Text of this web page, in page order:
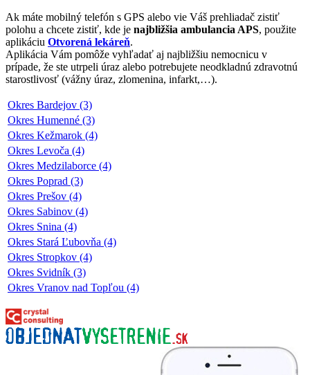
Ak máte mobilný telefón s GPS alebo vie Váš prehliadač zistiť
polohu a chcete zistiť, kde je najbližšia ambulancia APS, použite
aplikáciu Otvorená lekáreň.
Aplikácia Vám pomôže vyhľadať aj najbližšiu nemocnicu v
prípade, že ste utrpeli úraz alebo potrebujete neodkladnú zdravotnú
starostlivosť (vážny úraz, zlomenina, infarkt,…).
Okres Bardejov (3)
Okres Humenné (3)
Okres Kežmarok (4)
Okres Levoča (4)
Okres Medzilaborce (4)
Okres Poprad (3)
Okres Prešov (4)
Okres Sabinov (4)
Okres Snina (4)
Okres Stará Ľubovňa (4)
Okres Stropkov (4)
Okres Svidník (3)
Okres Vranov nad Topľou (4)